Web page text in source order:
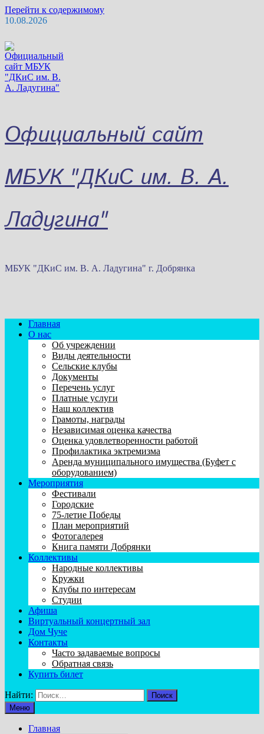
Перейти к содержимому
10.08.2026
Официальный сайт
МБУК "ДКиС им. В. А.
Ладугина"
МБУК "ДКиС им. В. А. Ладугина" г. Добрянка
Главная
О нас
Об учреждении
Виды деятельности
Сельские клубы
Документы
Перечень услуг
Платные услуги
Наш коллектив
Грамоты, награды
Независимая оценка качества
Оценка удовлетворенности работой
Профилактика эктремизма
Аренда муниципального имущества (Буфет с
оборудованием)
Мероприятия
Фестивали
Городские
75-летие Победы
План мероприятий
Фотогалерея
Книга памяти Добрянки
Коллективы
Народные коллективы
Кружки
Клубы по интересам
Студии
Афиша
Виртуальный концертный зал
Дом Чуче
Контакты
Часто задаваемые вопросы
Обратная связь
Купить билет
Найти:
Меню
Главная